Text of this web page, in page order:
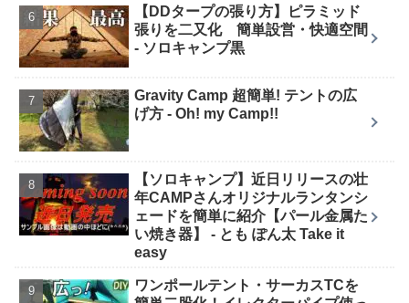
【DDタープの張り方】ピラミッド
張りを二又化 簡単設営・快適空間
- ソロキャンプ黒
Gravity Camp 超簡単! テントの広
げ方 - Oh! my Camp!!
【ソロキャンプ】近日リリースの壮
年CAMPさんオリジナルランタンシ
ェードを簡単に紹介【パール金属た
い焼き器】 - とも ぽん太 Take it
easy
ワンポールテント・サーカスTCを